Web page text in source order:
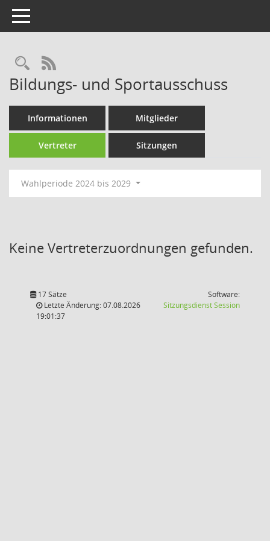
Toggle navigation
Rechercheauswahl
RSS-Feed
Bildungs- und Sportausschuss
Informationen Mitglieder
Vertreter Sitzungen
Wahlperiode 2024 bis 2029
Keine Vertreterzuordnungen gefunden.
17 Sätze
Letzte Änderung: 07.08.2026
19:01:37
Software:
SitzungsdienstSession(Wird in